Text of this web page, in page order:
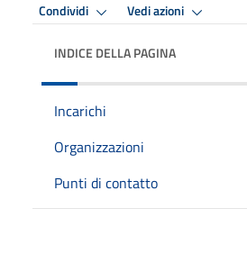
Condividi Vedi azioni
INDICE DELLA PAGINA
Incarichi
Organizzazioni
Punti di contatto